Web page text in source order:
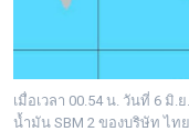
เมื่อเวลา 00.54 น. วันที่ 6 มิ.
น้ำมัน SBM 2 ของบริษัท ไ